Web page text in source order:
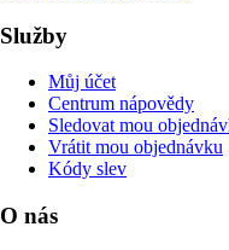
Služby
Můj účet
Centrum nápovědy
Sledovat mou
Vrátit mou objednávku
Kódy slev
O nás